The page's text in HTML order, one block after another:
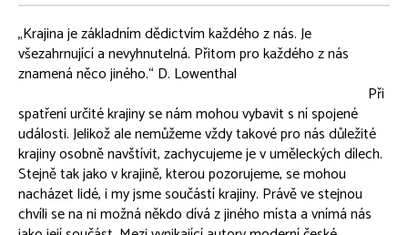
STŘÍBRO
SKLO
SOCHY, PLASTIKY
OBRAZY
Akt
Portrét
Veduta
„Krajina je základním dědictvím každého z nás. Je
všezahrnující a nevyhnutelná. Přitom pro každého z nás
znamená něco jiného.“ D. Lowenthal
Při
spatření určité krajiny se nám mohou vybavit s ní spojené
události. Jelikož ale nemůžeme vždy takové pro nás důležité
krajiny osobně navštívit, zachycujeme je v uměleckých dílech.
Stejně tak jako v krajině, kterou pozorujeme, se mohou
nacházet lidé, i my jsme součástí krajiny. Právě ve stejnou
chvíli se na ni možná někdo dívá z jiného místa a vnímá nás